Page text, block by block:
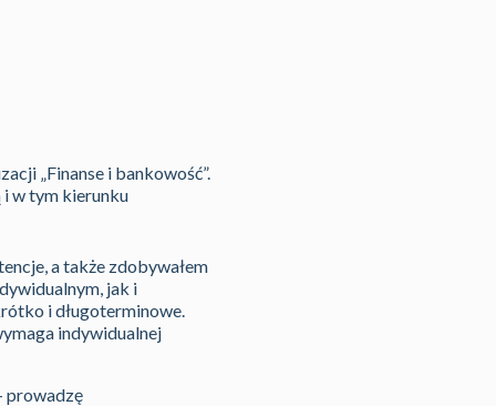
„Finanse i bankowość”.
i w tym kierunku
a także zdobywałem
jak i
i długoterminowe.
indywidualnej
prowadzę